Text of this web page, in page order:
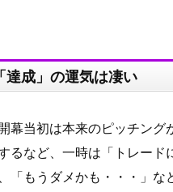
達成」の運気は凄い
幕当初は本来のピッチング
るなど、一時は「トレード
「もうダメかも・・・」な